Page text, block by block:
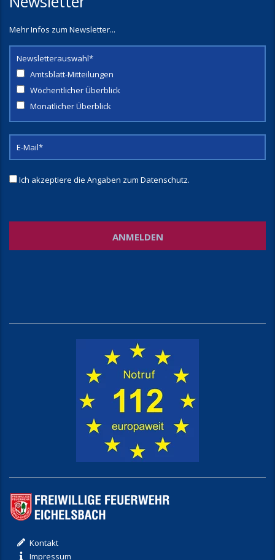
Mehr Infos zum Newsletter...
Newsletterauswahl*
Amtsblatt-Mitteilungen
Wöchentlicher Überblick
Monatlicher Überblick
Ich akzeptiere die Angaben zum Datenschutz.
Kontakt
Impressum